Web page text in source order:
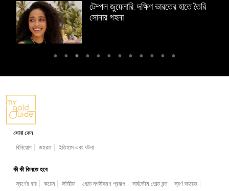
টেম্পল জুয়েলারি: দক্ষিণ ভারতের হাতে তৈরি
সোনার গহনা
সোনা কেন
বিনিয়োগ
জহরত ইতিহাস এবং ঘটনা
কী কী কিনতে হবে
স্বর্ণের বার
কয়েন ঈটরীফ গোল্ড নগদীকরণ প্রকল্প সার্বভৌম গোল্ড বন্ড স্বর্ণ জহরত